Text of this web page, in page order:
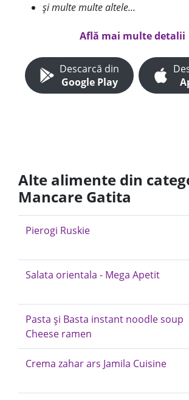
și multe multe altele...
Află mai multe detalii
Descarcă din
Google Play
Alte alimente din
Mancare Gatita
Pierogi Ruskie
Salata orientala - Mega Apetit
Pasta și Basta instant noodle soup
Cheese ramen
Crema zahar ars Jamila Cuisine